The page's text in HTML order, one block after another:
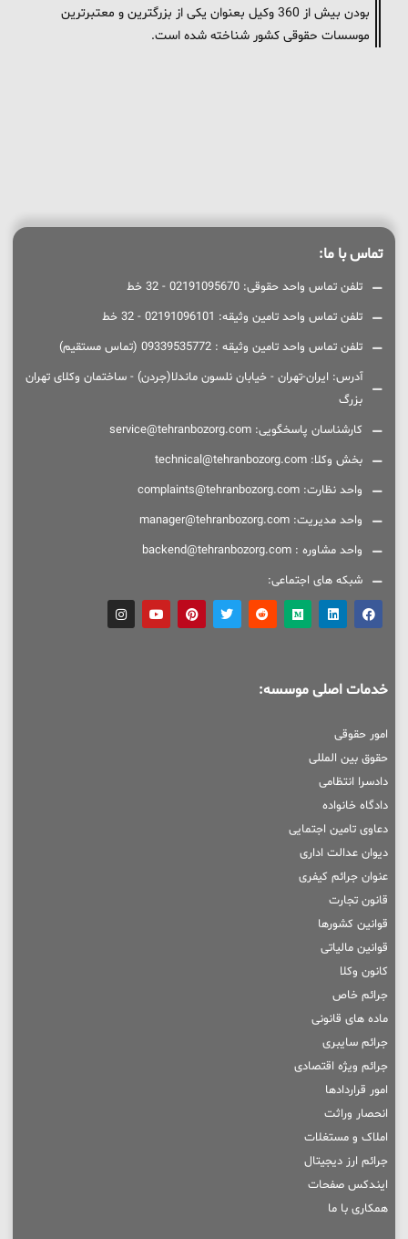
بودن بیش از 360 وکیل بعنوان یکی از بزرگترین و معتبرترین
موسسات حقوقی کشور شناخته شده است.
تماس با ما:
تلفن تماس واحد حقوقی: 02191095670 - 32 خط
تلفن تماس واحد تامین وثیقه: 02191096101 - 32 خط
تلفن تماس واحد تامین وثیقه : 09339535772 (تماس مستقیم)
آدرس: ایران-تهران - خیابان نلسون ماندلا(جردن) - ساختمان وکلای تهران
بزرگ
کارشناسان پاسخگویی: service@tehranbozorg.com
بخش وکلا: technical@tehranbozorg.com
واحد نظارت: complaints@tehranbozorg.com
واحد مدیریت: manager@tehranbozorg.com
واحد مشاوره : backend@tehranbozorg.com
شبکه های اجتماعی:
خدمات اصلی موسسه:
امور حقوقی
حقوق بین المللی
دادسرا انتظامی
دادگاه خانواده
دعاوی تامین اجتمایی
دیوان عدالت اداری
عنوان جرائم کیفری
قانون تجارت
قوانین کشورها
قوانین مالیاتی
کانون وکلا
جرائم خاص
ماده های قانونی
جرائم سایبری
جرائم ویژه اقتصادی
امور قراردادها
انحصار وراثت
املاک و مستغلات
جرائم ارز دیجیتال
ایندکس صفحات
همکاری با ما